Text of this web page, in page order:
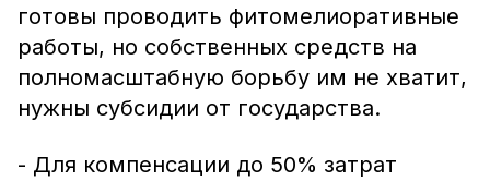
готовы проводить фитомелиоративные
работы, но собственных средств на
полномасштабную борьбу им не хватит,
нужны субсидии от государства.
- Для компенсации до 50% затрат